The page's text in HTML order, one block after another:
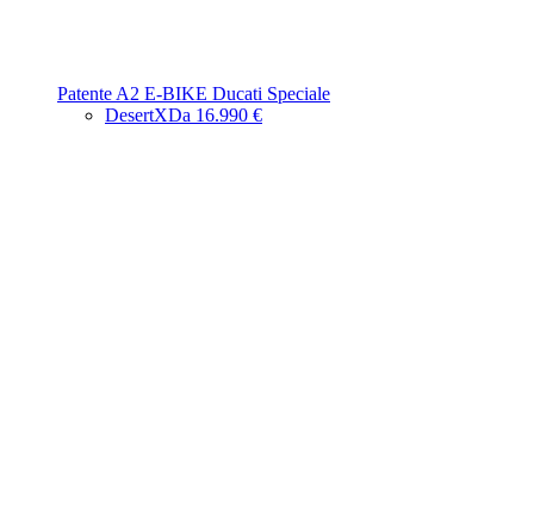
Patente A2 E-BIKE Ducati Speciale
DesertXDa 16.990 €